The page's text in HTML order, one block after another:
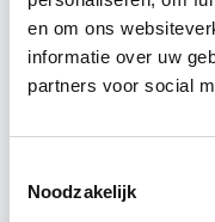
en om ons
informatie over uw
partners voor social
Noodzakelijk